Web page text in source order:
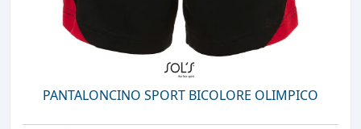
PANTALONCINO SPORT BICOLORE OLIMPICO